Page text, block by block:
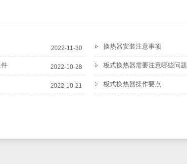
2022-11-30 换热器安装注意事项
2022-10-28 板式换热器需要注意哪些问题
2022-10-21 板式换热器操作要点